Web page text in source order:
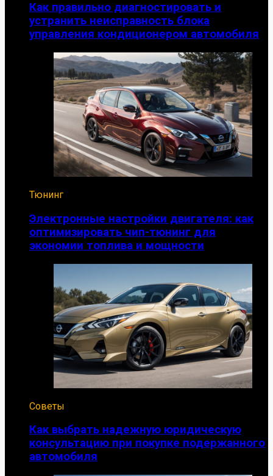
Как правильно диагностировать и
устранить неисправность блока
управления кондиционером автомобиля
Тюнинг
Электронные настройки двигателя: как
оптимизировать чип-тюнинг для
экономии топлива и мощности
Советы
Как выбрать надежную юридическую
консультацию при покупке подержанного
автомобиля